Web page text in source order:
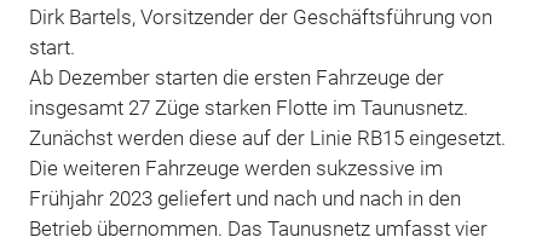
Dirk Bartels, Vorsitzender der Geschäftsführung von
start.
Ab Dezember starten die ersten Fahrzeuge der
insgesamt 27 Züge starken Flotte im Taunusnetz.
Zunächst werden diese auf der Linie RB15 eingesetzt.
Die weiteren Fahrzeuge werden sukzessive im
Frühjahr 2023 geliefert und nach und nach in den
Betrieb übernommen. Das Taunusnetz umfasst vier